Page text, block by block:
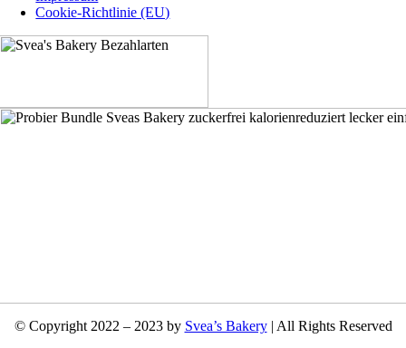
Cookie-Richtlinie (EU)
© Copyright 2022 – 2023 by Svea’s Bakery| All Rights Reserved